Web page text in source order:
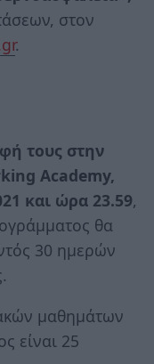
στον
.
τους στην
Academy,
και ώρα 23.59,
θα
30 ημερών
μαθημάτων
είναι 25